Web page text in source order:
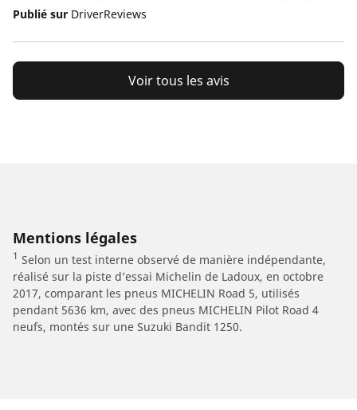
Publié sur DriverReviews
Voir tous les avis
Mentions légales
1 Selon un test interne observé de manière indépendante,
réalisé sur la piste d’essai Michelin de Ladoux, en octobre
2017, comparant les pneus MICHELIN Road 5, utilisés
pendant 5636 km, avec des pneus MICHELIN Pilot Road 4
neufs, montés sur une Suzuki Bandit 1250.